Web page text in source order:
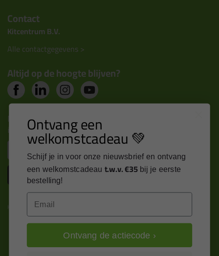
Contact
Kitcentrum B.V.
Alle contactgegevens >
Altijd op de hoogte blijven?
Nieuws, tips en exclusieve deals rechtstreeks in je
inbox
Inschrijven
Kitcentrum is trots op:
Ontvang een
welkomstcadeau 💚
Schijf je in voor onze nieuwsbrief en ontvang
een welkomstcadeau t.w.v. €35 bij je eerste
bestelling!
Email
Ontvang de actiecode ›